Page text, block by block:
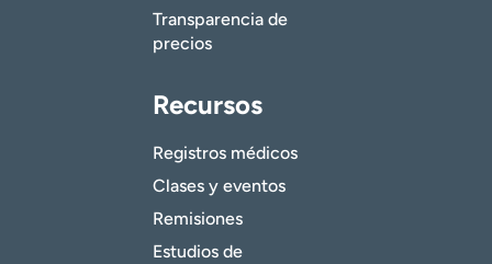
Transparencia de
precios
Recursos
Registros médicos
Clases y eventos
Remisiones
Estudios de